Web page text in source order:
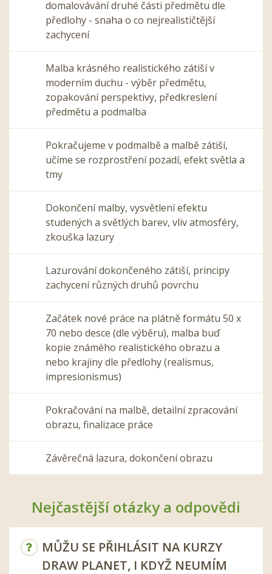
domalovávání druhé části předmětu dle
předlohy - snaha o co nejrealističtější
zachycení
Malba krásného realistického zátiší v
moderním duchu - výběr předmětu,
zopakování perspektivy, předkreslení
předmětu a podmalba
Pokračujeme v podmalbě a malbě zátiší,
učíme se rozprostření pozadí, efekt světla a
tmy
Dokončení malby, vysvětlení efektu
studených a světlých barev, vliv atmosféry,
zkouška lazury
Lazurování dokončeného zátiší, principy
zachycení různých druhů povrchu
Začátek nové práce na plátně formátu 50 x
70 nebo desce (dle výběru), malba buď
kopie známého realistického obrazu a
nebo krajiny dle předlohy (realismus,
impresionismus)
Pokračování na malbě, detailní zpracování
obrazu, finalizace práce
Závěrečná lazura, dokončení obrazu
Nejčastější otázky a odpovědi
MŮŽU SE PŘIHLÁSIT NA KURZY
DRAW PLANET, I KDYŽ NEUMÍM